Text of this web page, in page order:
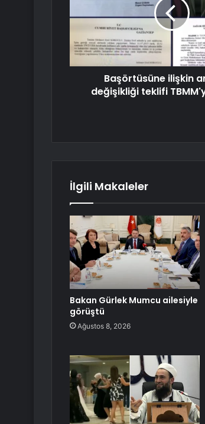
Başörtüsüne ilişkin
değişikliği teklifi
İlgili Makaleler
Bakan Gürlek Mumcu ailesiyle
görüştü
Ağustos 8, 2026